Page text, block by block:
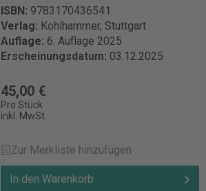
ISBN: 9783170436541
Verlag: Kohlhammer, Stuttgart
Auflage: 6. Auflage 2025
Erscheinungsdatum: 03.12.2025
45,00 €
Pro Stück
inkl. MwSt.
Zur Merkliste hinzufügen
In den Warenkorb